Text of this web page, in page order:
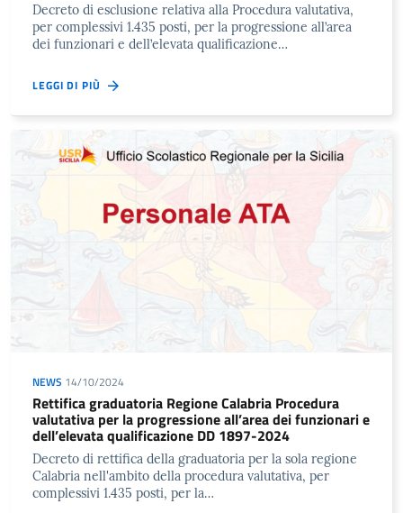
Decreto di esclusione relativa alla Procedura valutativa,
per complessivi 1.435 posti, per la progressione all’area
dei funzionari e dell’elevata qualificazione…
LEGGI DI PIÙ
NEWS 14/10/2024
Rettifica graduatoria Regione Calabria Procedura
valutativa per la progressione all’area dei funzionari e
dell’elevata qualificazione DD 1897-2024
Decreto di rettifica della graduatoria per la sola regione
Calabria nell'ambito della procedura valutativa, per
complessivi 1.435 posti, per la…